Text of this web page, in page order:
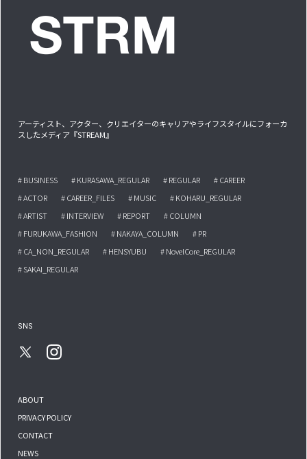
アーティスト、アクター、クリエイターのキャリアやライフスタイルにフォーカ
スしたメディア『STREAM』
# BUSINESS # KURASAWA_REGULAR # REGULAR
# CAREER
# ACTOR
# CAREER_FILES # MUSIC
# KOHARU_REGULAR
# ARTIST
# INTERVIEW # REPORT
# COLUMN
# FURUKAWA_FASHION
# NAKAYA_COLUMN
# PR
# CA_NON_REGULAR
# HENSYUBU
# NovelCore_REGULAR
# SAKAI_REGULAR
SNS
ABOUT
PRIVACY POLICY
CONTACT
NEWS